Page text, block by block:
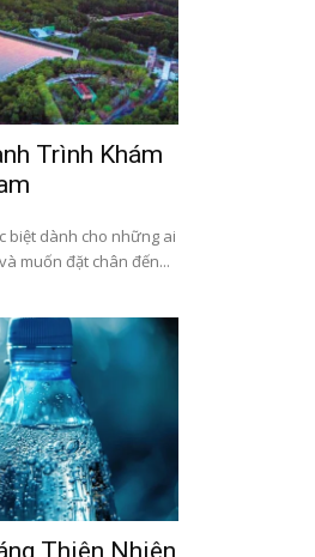
Trình Khám
biệt dành cho những ai
muốn đặt chân đến...
Thiên Nhiên